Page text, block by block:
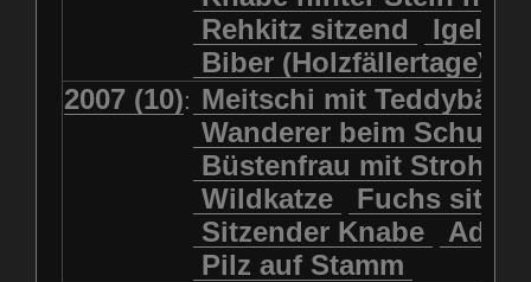
Sitzender Knabe Tengeler
Wanderer
Wanderer beim Schuhbinden
Wegweiser Wilde Hilde
Wildhüter Wurzelkind
Steinbock Steinmarder
Uhu Uhu mit Jungen
Waschbär Wildkatze
Wolf Ziegenkopf
Rehkitz sitzend
Igel
Biber (Holzfällertage)
2007 (10): Meitschi mit Teddybär
Wanderer beim
Büstenfrau mit Strohut
Wildkatze
Fuchs
Sitzender Knabe
Adler
Pilz auf Stamm